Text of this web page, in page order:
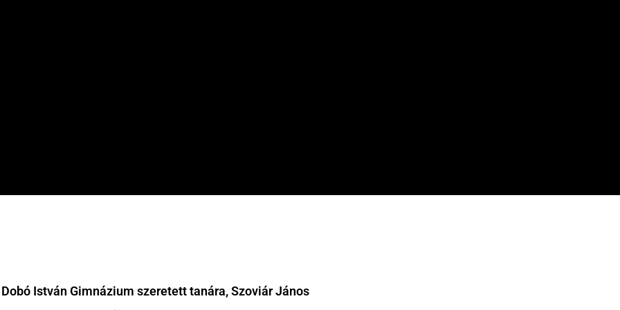
István Gimnázium szeretett tanára, Szoviár János